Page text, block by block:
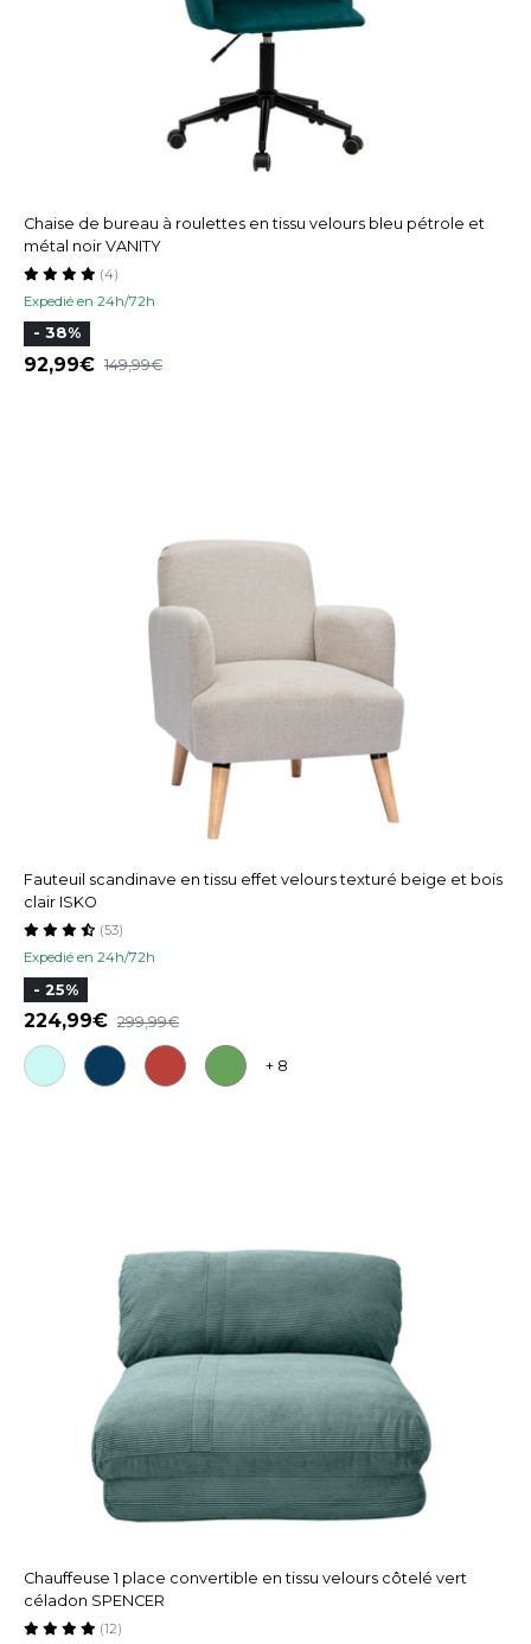
Chaise de bureau à roulettes en tissu velours bleu pétrole et
métal noir VANITY
Expedié en 24h/72h
(4)
- 38%
92,99 149,99
Fauteuil scandinave en tissu effet velours texturé beige et bois
clair ISKO
Expedié en 24h/72h
(53)
- 25%
224,99 299,99
+ 8
Chauffeuse 1 place convertible en tissu velours côtelé vert
céladon SPENCER
(12)